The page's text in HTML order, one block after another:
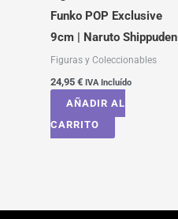
Funko POP Exclusive
9cm | Naruto Shippuden
Figuras y Coleccionables
24,95 € IVA Incluído
AÑADIR AL
CARRITO